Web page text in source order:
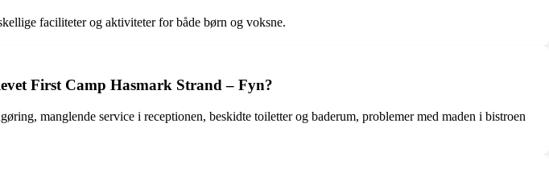
faciliteter og aktiviteter for både børn og voksne.
First Camp Hasmark Strand – Fyn?
manglende service i receptionen, beskidte toiletter og baderum, problemer med maden i bistroen